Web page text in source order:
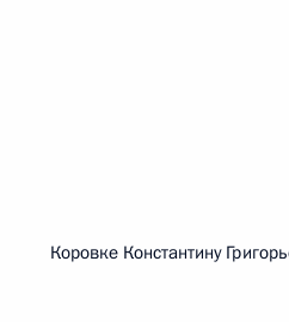
Коровке Константину